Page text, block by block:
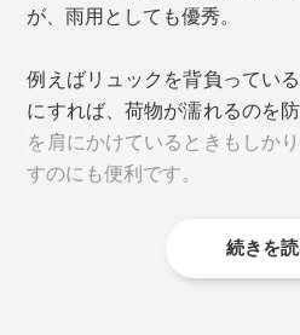
傘内側の長い方にロゴがある
人工太陽照明灯による30分間
部に見立てた熱線受光体の
ったのに対し、本品を使
31℃、ネイビーで36℃！約
が、雨用としても優秀。
例えばリュックを背負ってい
にすれば、荷物が濡れるのを
を肩にかけているときもしか
すのにも便利です。
続きを